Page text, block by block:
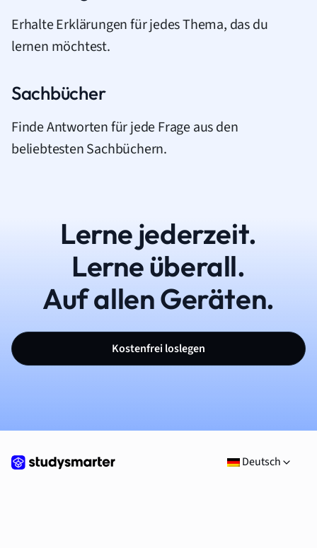
Erhalte Erklärungen für jedes Thema, das du
lernen möchtest.
Sachbücher
Finde Antworten für jede Frage aus den
beliebtesten Sachbüchern.
Lerne jederzeit.
Lerne überall.
Auf allen Geräten.
Kostenfrei loslegen
Deutsch